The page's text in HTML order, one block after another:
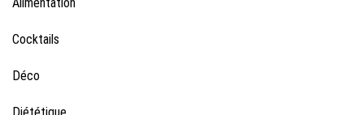
Cocktails
Déco